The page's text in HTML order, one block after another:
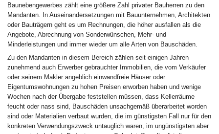
Baunebengewerbes zählt eine größere Zahl privater Bauherren zu den
Mandanten. In Auseinandersetzungen mit Bauunternehmen, Architekten
oder Bauträgern geht es um Rechnungen, die höher ausfallen als die
Angebote, Abrechnung von Sonderwünschen, Mehr- und
Minderleistungen und immer wieder um alle Arten von Bauschäden.
Zu den Mandanten in diesem Bereich zählen seit einigen Jahren
zunehmend auch Erwerber gebrauchter Immobilien, die vom Verkäufer
oder seinem Makler angeblich einwandfreie Häuser oder
Eigentumswohnungen zu hohen Preisen erworben haben und wenige
Wochen nach der Übergabe feststellen müssen, dass Kellerräume
feucht oder nass sind, Bauschäden unsachgemäß überarbeitet worden
sind oder Materialien verbaut wurden, die im günstigsten Fall nur für den
konkreten Verwendungszweck untauglich waren, im ungünstigsten aber